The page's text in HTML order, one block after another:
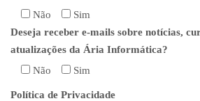
Não
Sim
Deseja receber e-mails sobre notícias,
atualizações da Ária Informática?
Não
Sim
Política de Privacidade